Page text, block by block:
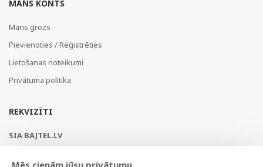
MANS KONTS
Mans grozs
Pievienoties / Reģistrēties
Lietošanas noteikumi
Privātuma politika
REKVIZĪTI
SIA BAJTEL.LV
Mēs cienām jūsu privātumu